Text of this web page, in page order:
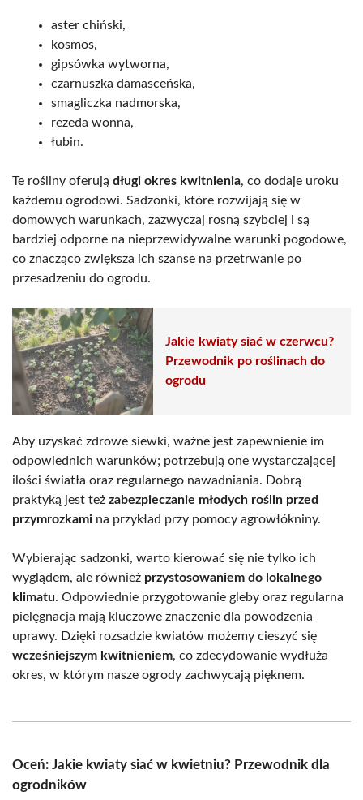
aster chiński,
kosmos,
gipsówka wytworna,
czarnuszka damasceńska,
smagliczka nadmorska,
rezeda wonna,
łubin.
Te rośliny oferują długi okres kwitnienia, co dodaje uroku
każdemu ogrodowi. Sadzonki, które rozwijają się w
domowych warunkach, zazwyczaj rosną szybciej i są
bardziej odporne na nieprzewidywalne warunki pogodowe,
co znacząco zwiększa ich szanse na przetrwanie po
przesadzeniu do ogrodu.
Jakie kwiaty siać w czerwcu?
Przewodnik po roślinach do
ogrodu
Aby uzyskać zdrowe siewki, ważne jest zapewnienie im
odpowiednich warunków; potrzebują one wystarczającej
ilości światła oraz regularnego nawadniania. Dobrą
praktyką jest też zabezpieczanie młodych roślin przed
przymrozkami na przykład przy pomocy agrowłókniny.
Wybierając sadzonki, warto kierować się nie tylko ich
wyglądem, ale również przystosowaniem do lokalnego
klimatu. Odpowiednie przygotowanie gleby oraz regularna
pielęgnacja mają kluczowe znaczenie dla powodzenia
uprawy. Dzięki rozsadzie kwiatów możemy cieszyć się
wcześniejszym kwitnieniem, co zdecydowanie wydłuża
okres, w którym nasze ogrody zachwycają pięknem.
Oceń: Jakie kwiaty siać w kwietniu? Przewodnik dla
ogrodników